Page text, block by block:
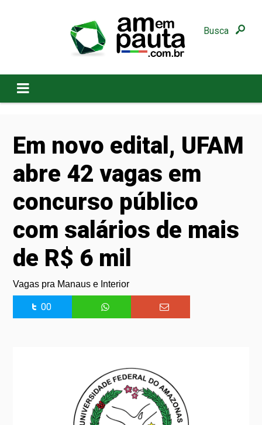
Busca
Em novo edital, UFAM
abre 42 vagas em
concurso público
com salários de mais
de R$ 6 mil
Vagas pra Manaus e Interior
00